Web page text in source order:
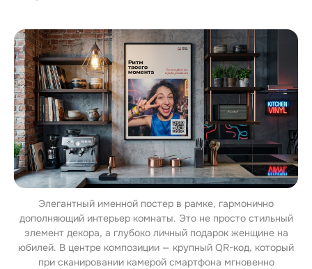
Элегантный именной постер в рамке, гармонично
дополняющий интерьер комнаты. Это не просто стильный
элемент декора, а глубоко личный подарок женщине на
юбилей. В центре композиции — крупный QR-код, который
при сканировании камерой смартфона мгновенно